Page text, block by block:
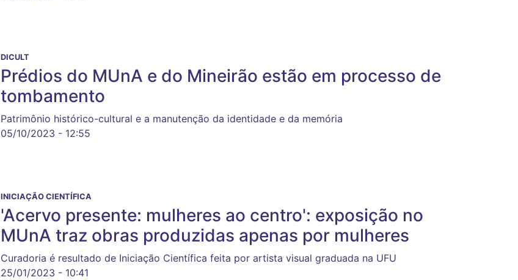
DICULT
Prédios do MUnA e do Mineirão estão em processo de
tombamento
Patrimônio histórico-cultural e a manutenção da identidade e da memória
05/10/2023 - 12:55
INICIAÇÃO CIENTÍFICA
'Acervo presente: mulheres ao centro': exposição no
MUnA traz obras produzidas apenas por mulheres
Curadoria é resultado de Iniciação Científica feita por artista visual graduada na UFU
25/01/2023 - 10:41